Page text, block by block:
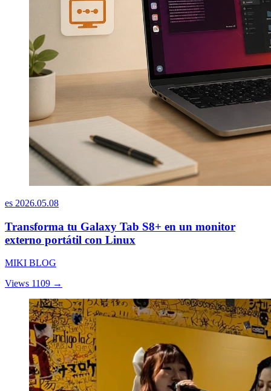
es 2026.05.08
Transforma tu Galaxy Tab S8+ en un monitor
externo portátil con Linux
MIKI BLOG
Views 1109 →